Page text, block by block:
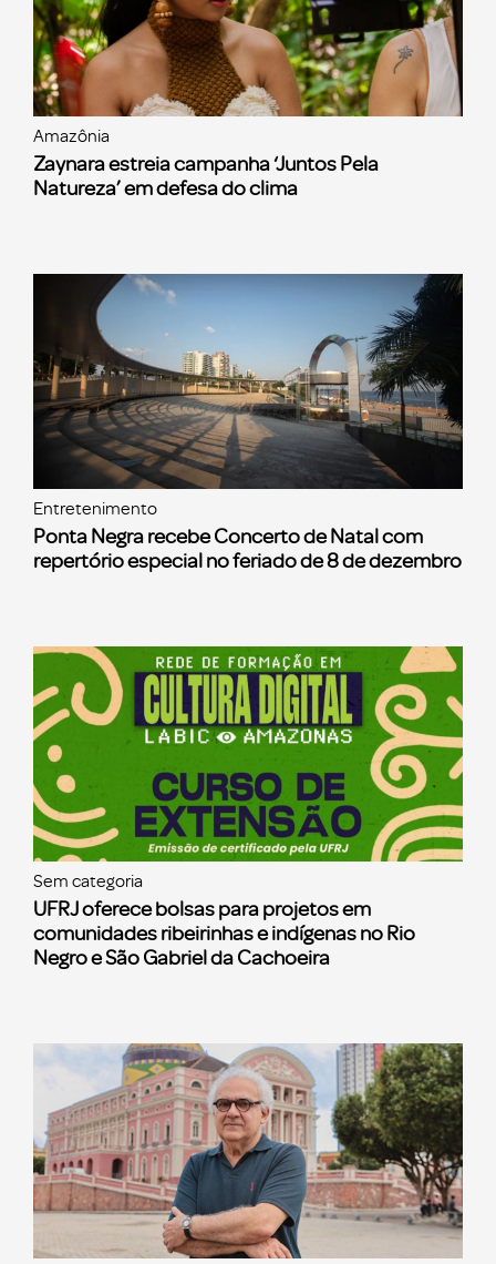
Amazônia
Zaynara estreia campanha ‘Juntos Pela
Natureza’ em defesa do clima
Entretenimento
Ponta Negra recebe Concerto de Natal com
repertório especial no feriado de 8 de dezembro
Sem categoria
UFRJ oferece bolsas para projetos em
comunidades ribeirinhas e indígenas no Rio
Negro e São Gabriel da Cachoeira